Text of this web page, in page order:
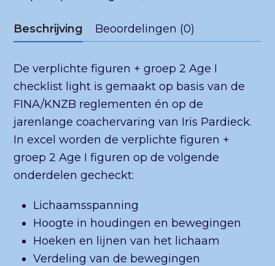
Beschrijving Beoordelingen (0)
De verplichte figuren + groep 2 Age I
checklist light is gemaakt op basis van de
FINA/KNZB reglementen én op de
jarenlange coachervaring van Iris Pardieck.
In excel worden de verplichte figuren +
groep 2 Age I figuren op de volgende
onderdelen gecheckt:
Lichaamsspanning
Hoogte in houdingen en bewegingen
Hoeken en lijnen van het lichaam
Verdeling van de bewegingen